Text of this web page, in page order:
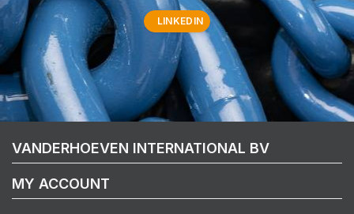
LINKEDIN
VANDERHOEVEN INTERNATIONAL BV
MY ACCOUNT